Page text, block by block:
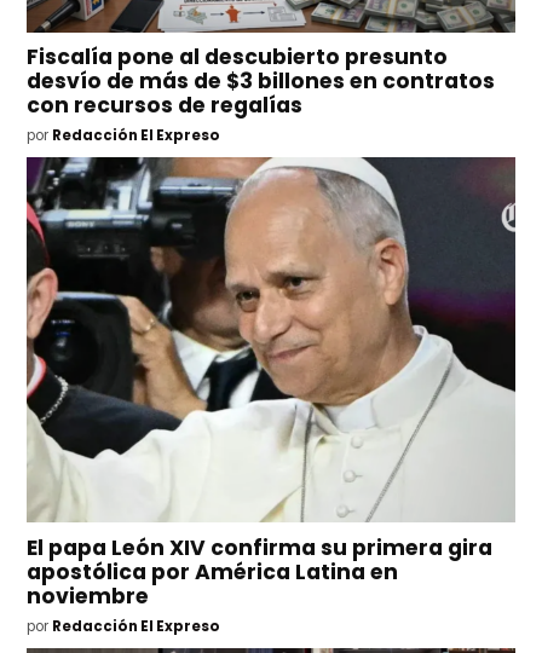
Fiscalía pone al descubierto presunto
desvío de más de $3 billones en contratos
con recursos de regalías
por Redacción El Expreso
El papa León XIV confirma su primera gira
apostólica por América Latina en
noviembre
por Redacción El Expreso